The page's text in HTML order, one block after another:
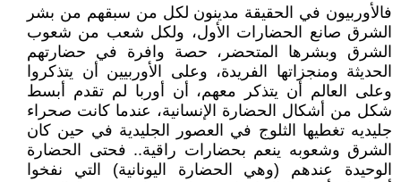
فالأوربيون في الحقيقة مدينون لكل من سبقهم من بشر
الشرق صانع الحضارات الأول، ولكل شعب من شعوب
الشرق وبشرها المتحضر، حصة وافرة في حضارتهم
الحديثة ومنجزاتها الفريدة، وعلى الأوربيين أن يتذكروا
وعلى العالم أن يتذكر معهم، أن أوربا لم تقدم أبسط
شكل من أشكال الحضارة الإنسانية، عندما كانت صحراء
جليديه تغطيها الثلوج في العصور الجليدية في حين كان
الشرق وشعوبه ينعم بحضارات راقية.. فحتى الحضارة
الوحيدة عندهم (وهي الحضارة اليونانية) التي نفخوا